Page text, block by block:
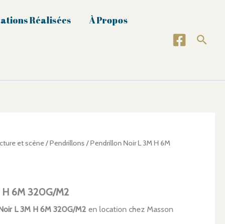
Réalisées À Propos
et scène/Pendrillons / Pendrillon Noir L 3M H 6M
H 6M 320G/M2
L 3M H 6M 320G/M2 en location chez Masson